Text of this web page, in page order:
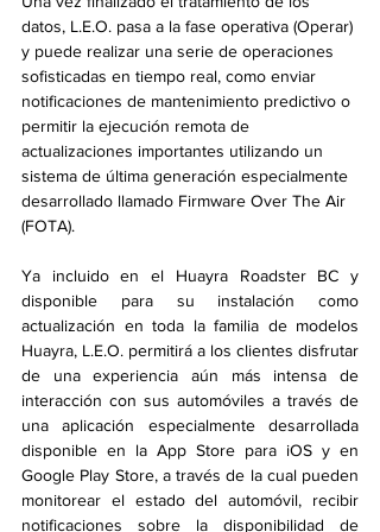
datos, L.E.O. pasa a la fase operativa (Operar)
y puede realizar una serie de operaciones
sofisticadas en tiempo real, como enviar
notificaciones de mantenimiento predictivo o
permitir la ejecución remota de
actualizaciones importantes utilizando un
sistema de última generación especialmente
desarrollado llamado Firmware Over The Air
(FOTA).
Ya incluido en el Huayra Roadster BC y
disponible para su instalación como
actualización en toda la familia de modelos
Huayra, L.E.O. permitirá a los clientes disfrutar
de una experiencia aún más intensa de
interacción con sus automóviles a través de
una aplicación especialmente desarrollada
disponible en la App Store para iOS y en
Google Play Store, a través de la cual pueden
monitorear el estado del automóvil, recibir
notificaciones sobre la disponibilidad de